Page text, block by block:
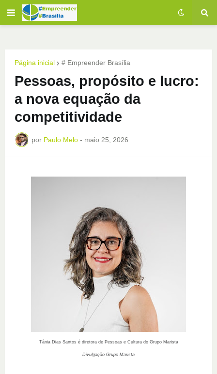
Página inicial # Empreender Brasília
Pessoas, propósito e lucro:
a nova equação da
competitividade
por Paulo Melo - maio 25, 2026
Tânia Dias Santos é diretora de Pessoas e Cultura do Grupo Marista
Divulgação Grupo Marista